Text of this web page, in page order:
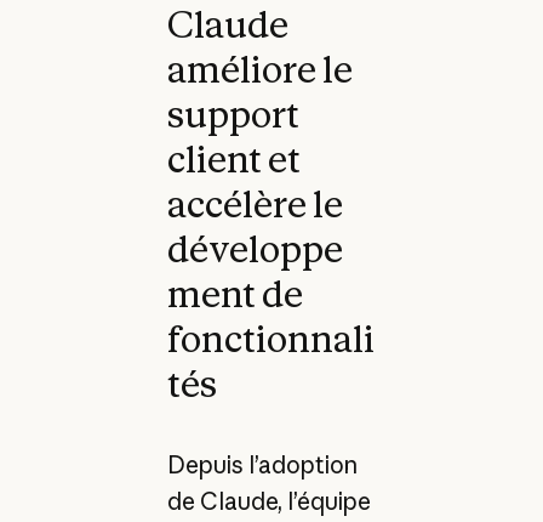
Claude
améliore le
support
client et
accélère le
développe
ment de
fonctionnali
tés
Depuis l’adoption
de Claude, l’équipe